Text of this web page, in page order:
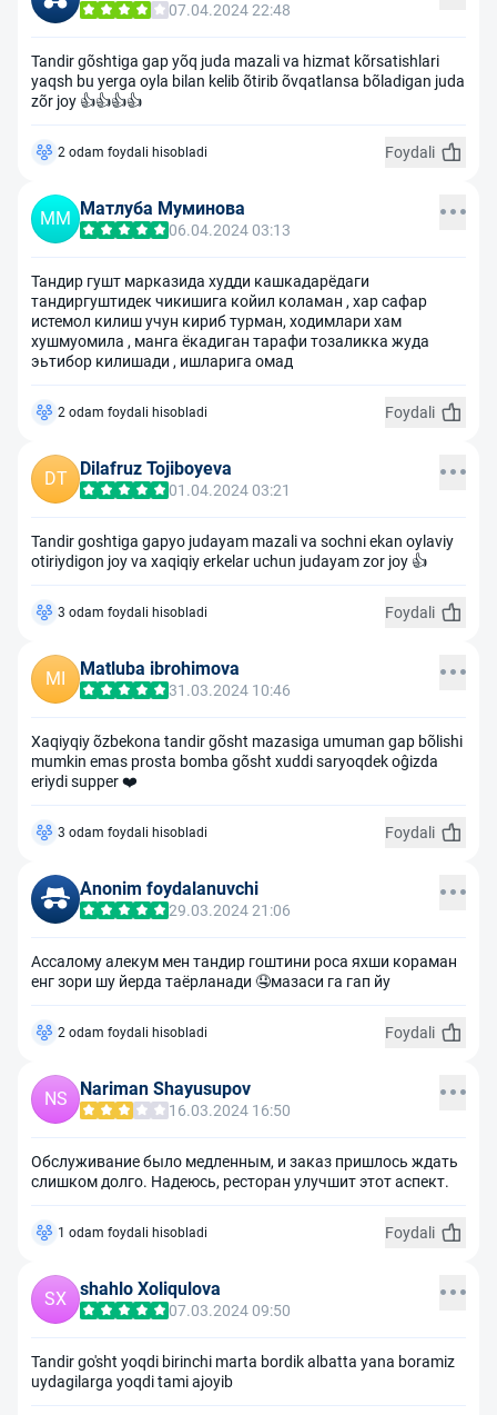
07.04.2024 22:48
Tandir gõshtiga gap yõq juda mazali va hizmat kõrsatishlari
yaqsh bu yerga oyla bilan kelib õtirib õvqatlansa bõladigan juda
zõr joy 👍👍👍👍
Foydali
2 odam foydali hisobladi
ММ Матлуба Муминова
06.04.2024 03:13
Тандир гушт марказида худди кашкадарёдаги
тандиргуштидек чикишига койил коламан , хар сафар
истемол килиш учун кириб турман, ходимлари хам
хушмуомила , манга ёкадиган тарафи тозаликка жуда
эьтибор килишади , ишларига омад
Foydali
2 odam foydali hisobladi
DT Dilafruz Tojiboyeva
01.04.2024 03:21
Tandir goshtiga gapyo judayam mazali va sochni ekan oylaviy
otiriydigon joy va xaqiqiy erkelar uchun judayam zor joy 👍
Foydali
3 odam foydali hisobladi
MI Matluba ibrohimova
31.03.2024 10:46
Xaqiyqiy õzbekona tandir gõsht mazasiga umuman gap bõlishi
mumkin emas prosta bomba gõsht xuddi saryoqdek oĝizda
eriydi supper ❤️
Foydali
3 odam foydali hisobladi
Anonim foydalanuvchi
29.03.2024 21:06
Ассалому алекум мен тандир гоштини роса яхши кораман
енг зори шу йерда таёрланади 🤤мазаси га гап йу
Foydali
2 odam foydali hisobladi
NS Nariman Shayusupov
16.03.2024 16:50
Обслуживание было медленным, и заказ пришлось ждать
слишком долго. Надеюсь, ресторан улучшит этот аспект.
Foydali
1 odam foydali hisobladi
SX shahlo Xoliqulova
07.03.2024 09:50
Tandir go'sht yoqdi birinchi marta bordik albatta yana boramiz
uydagilarga yoqdi tami ajoyib